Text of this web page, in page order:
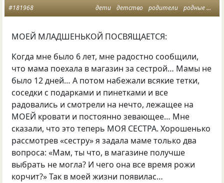
дети детство родители родные
#181968
МОЕЙ МЛАДШЕНЬКОЙ ПОСВЯЩАЕТСЯ:
Когда мне было 6 лет, мне радостно сообщили,
что мама поехала в магазин за сестрой… Мамы не
было 12 дней… А потом набежали всякие тетки,
соседки с подарками и пинетками и все
радовались и смотрели на нечто, лежащее на
МОЕЙ кровати и постоянно зевающее… Мне
сказали, что это теперь МОЯ СЕСТРА. Хорошенько
рассмотрев «сестру» я задала маме только два
вопроса: «Мам, ты что, в магазине получше
выбрать не могла? И чего она все время рожи
корчит?» Так в моей жизни появилас…